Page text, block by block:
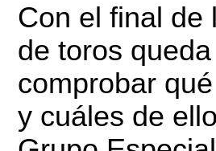
Con el final de
de toros
comprobar
y cuáles de